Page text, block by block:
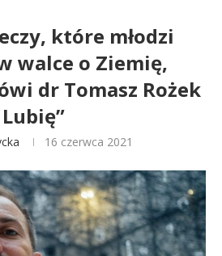
które młodzi
walce o Ziemię,
dr Tomasz Rożek
16 czerwca 2021